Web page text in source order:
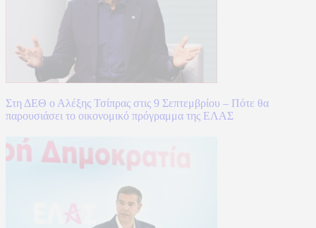
Στη ΔΕΘ ο Αλέξης Τσίπρας στις 9 Σεπτεμβρίου – Πότε θα
παρουσιάσει το οικονομικό πρόγραμμα της ΕΛΑΣ